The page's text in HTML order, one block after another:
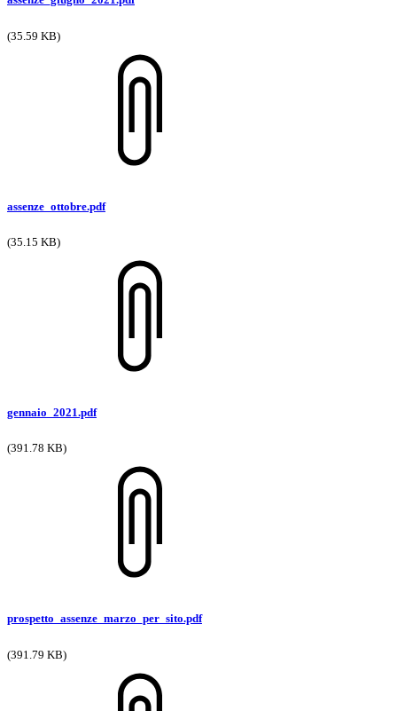
(35.59 KB)
assenze_ottobre.pdf
(35.15 KB)
gennaio_2021.pdf
(391.78 KB)
prospetto_assenze_marzo_per_sito.pdf
(391.79 KB)